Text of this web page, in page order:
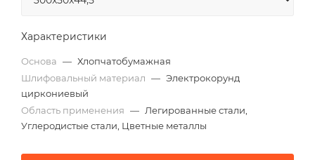
Характеристики
Основа — Хлопчатобумажная
Шлифовальный материал — Электрокорунд
циркониевый
Область применения — Легированные стали,
Углеродистые стали, Цветные металлы